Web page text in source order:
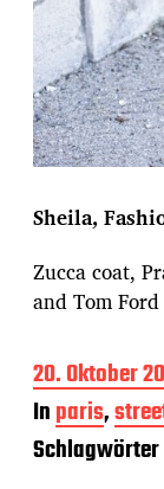
Sheila,
Zucca coat,
and Tom Ford
B
e
i
t
r
20. Oktober
Inparis,
Schlagwörter